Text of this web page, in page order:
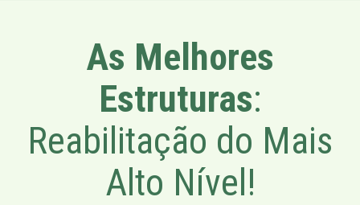
As Melhores
Estruturas:
Reabilitação do Mais
Alto Nível!